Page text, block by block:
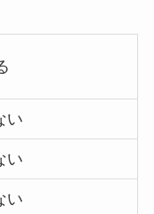
い
い
い